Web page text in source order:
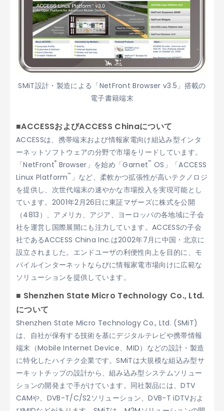
SMiT設計・製造による「NetFront Browser v3.5」搭載の
電子書籍端末
■ACCESSおよびACCESS Chinaについて
ACCESSは、携帯端末および情報家電向け組込み型インタ
ーネットソフトウェアの分野で市場をリードしています。
「NetFront® Browser」を始め「Garnet™ OS」「ACCESS
Linux Platform™ 」など、柔軟かつ拡張性が高いテクノロジ
を提供し、次世代端末の速やかな市場投入を実現可能とし
ています。2001年2月26日に東証マザーズに株式を公開
（4813）、アメリカ、アジア、ヨーロッパの各地域に子会
社を運営し国際展開にも注力しています。ACCESSの子会
社であるACCESS China Inc.は2002年7月に中国・北京に
設立されました。エンドユーザの利便性向上を目的に、モ
バイルインターネットならびに情報家電市場向けに広範な
ソリューションを提供しています。
■ Shenzhen State Micro Technology Co., Ltd.
について
Shenzhen State Micro Technology Co., Ltd. (SMiT)
は、自社が保有する技術を基にデジタルテレビや携帯情報
端末（Mobile Internet Device、MID）などの設計・製造
に特化したハイテク企業です。SMiTは大規模な組込み型サ
ーキットチップの設計から、組み込み型システムソリュー
ションの開発まで手がけています。同社製品には、DTV
CAMや、DVB-T/C/S2ソリューション、DVB-T iDTVおよ